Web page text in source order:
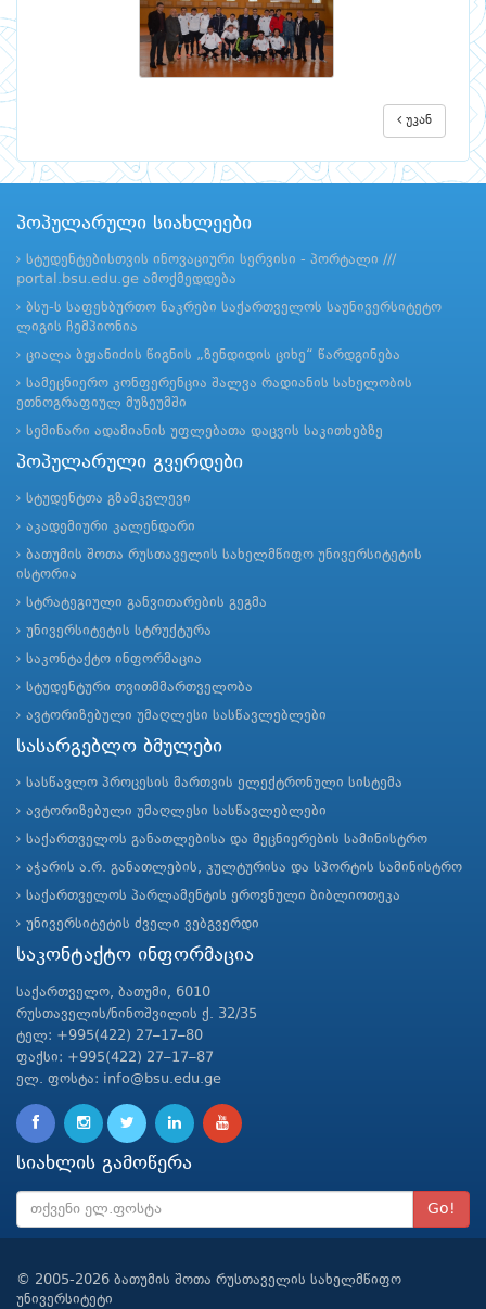
უკან
პოპულარული სიახლეები
სტუდენტებისთვის ინოვაციური სერვისი - პორტალი ///
portal.bsu.edu.ge ამოქმედდება
ბსუ-ს საფეხბურთო ნაკრები საქართველოს საუნივერსიტეტო
ლიგის ჩემპიონია
ციალა ბეჟანიძის წიგნის „ზენდიდის ციხე“ წარდგინება
სამეცნიერო კონფერენცია შალვა რადიანის სახელობის
ეთნოგრაფიულ მუზეუმში
სემინარი ადამიანის უფლებათა დაცვის საკითხებზე
პოპულარული გვერდები
სტუდენტთა გზამკვლევი
აკადემიური კალენდარი
ბათუმის შოთა რუსთაველის სახელმწიფო უნივერსიტეტის
ისტორია
სტრატეგიული განვითარების გეგმა
უნივერსიტეტის სტრუქტურა
საკონტაქტო ინფორმაცია
სტუდენტური თვითმმართველობა
ავტორიზებული უმაღლესი სასწავლებლები
სასარგებლო ბმულები
სასწავლო პროცესის მართვის ელექტრონული სისტემა
ავტორიზებული უმაღლესი სასწავლებლები
საქართველოს განათლებისა და მეცნიერების სამინისტრო
აჭარის ა.რ. განათლების, კულტურისა და სპორტის სამინისტრო
საქართველოს პარლამენტის ეროვნული ბიბლიოთეკა
უნივერსიტეტის ძველი ვებგვერდი
საკონტაქტო ინფორმაცია
საქართველო, ბათუმი, 6010
რუსთაველის/ნინოშვილის ქ. 32/35
ტელ: +995(422) 27–17–80
ფაქსი: +995(422) 27–17–87
ელ. ფოსტა: info@bsu.edu.ge
სიახლის გამოწერა
Go!
© 2005-2026 ბათუმის შოთა რუსთაველის სახელმწიფო
უნივერსიტეტი